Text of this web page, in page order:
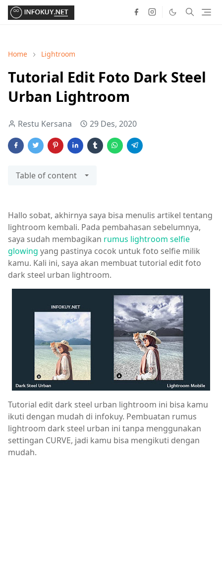
Home Lightroom
Tutorial Edit Foto Dark Steel
Urban Lightroom
Restu Kersana 29 Des, 2020
Table of content
Hallo sobat, akhirnya saya bisa menulis artikel tentang
lightroom kembali. Pada pembahasan sebelumnya,
saya sudah membagikan rumus lightroom selfie
glowing yang pastinya cocok untuk foto selfie milik
kamu. Kali ini, saya akan membuat tutorial edit foto
dark steel urban lightroom.
Tutorial edit dark steel urban lightroom ini bisa kamu
ikuti dengan mudah di infokuy. Pembuatan rumus
lightroom dark steel urban ini tanpa menggunakan
settingan CURVE, jadi kamu bisa mengikuti dengan
mudah.